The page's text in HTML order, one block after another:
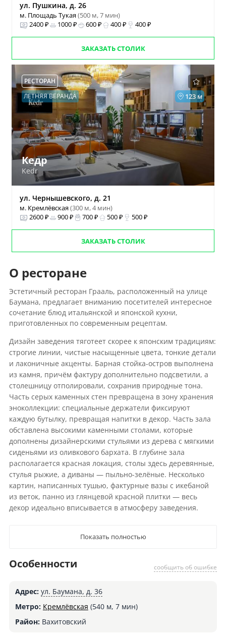
ул. Пушкина, д. 26
м. Площадь Тукая(500 м, 7 мин)
2400 ₽
1000 ₽ 600 ₽ 400 ₽ 400 ₽
ЗАКАЗАТЬ СТОЛИК
РЕСТОРАН
123 м
ЛЕТНЯЯ ВЕРАНДА
Кедр
Kedr
ул. Чернышевского, д. 21
м. Кремлёвская(300 м, 4 мин)
2600 ₽
900 ₽ 700 ₽ 500 ₽ 500 ₽
ЗАКАЗАТЬ СТОЛИК
О ресторане
Эстетичный ресторан Грааль, расположенный на улице
Баумана, предлагает вниманию посетителей интересное
сочетание блюд итальянской и японской кухни,
приготовленных по современным рецептам.
Дизайн заведения тяготеет скорее к японским традициям:
строгие линии, чистые насыщенные цвета, тонкие детали
и лаконичные акценты. Барная стойка-остров выполнена
из камня, причём фактуру дополнительно подсветили, а
столешницу отполировали, сохранив природные тона.
Часть серых каменных стен превращена в зону хранения
эноколлекции: специальные держатели фиксируют
каждую бутылку, превращая напитки в декор. Часть зала
обставлена высокими каменными столами, которые
дополнены дизайнерскими стульями из дерева с мягкими
сиденьями из оливкового бархата. В глубине зала
располагается красная локация, столы здесь деревянные,
стулья рыжие, а диваны — пыльно-зелёные. Несколько
картин, написанных тушью, фактурные вазы с икебаной
из веток, панно из глянцевой красной плитки — весь
декор идеально вписывается в атмосферу заведения.
Показать полностью
сообщить об ошибке
Особенности
Адрес: ул. Баумана, д. 36
Метро: Кремлёвская (540 м, 7 мин)
Район:Вахитовский